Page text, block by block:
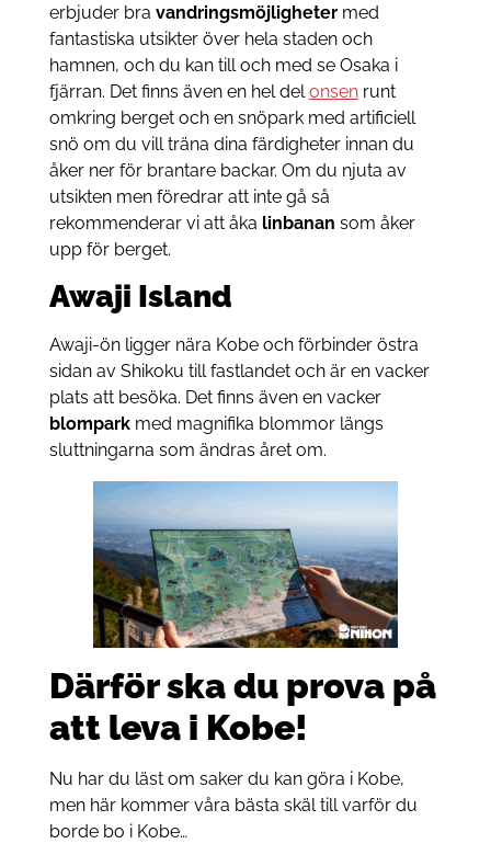
erbjuder bra vandringsmöjlighetermed
fantastiska utsikter över hela staden och
hamnen, och du kan till och med se Osaka i
fjärran. Det finns även en hel delonsenrunt
omkring berget och en snöpark med artificiell
snö om du vill träna dina färdigheter innan du
åker ner för brantare backar. Om du njuta av
utsikten men föredrar att inte gå så
rekommenderar vi att åka linbanan som åker
upp för berget.
Awaji Island
Awaji-ön ligger nära Kobe och förbinder östra
sidan av Shikoku till fastlandet och är en vacker
plats att besöka. Det finns även en vacker
blomparkmed magnifika blommor längs
sluttningarna som ändras året om.
Därför ska du prova på
att leva i Kobe!
Nu har du läst om saker du kan göra i Kobe,
men här kommer våra bästa skäl till varför du
borde bo i Kobe…